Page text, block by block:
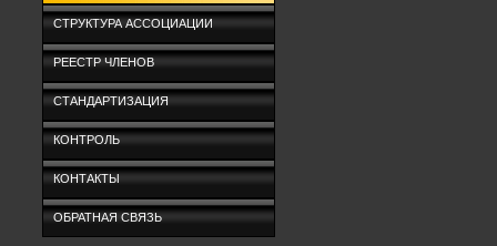
СТРУКТУРА АССОЦИАЦИИ
РЕЕСТР ЧЛЕНОВ
СТАНДАРТИЗАЦИЯ
КОНТРОЛЬ
КОНТАКТЫ
ОБРАТНАЯ СВЯЗЬ